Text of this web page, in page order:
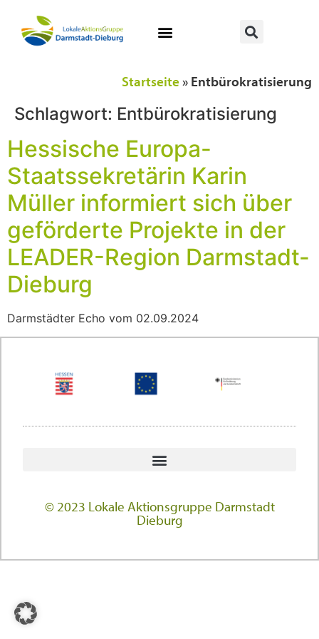
Startseite» Entbürokratisierung
Schlagwort: Entbürokratisierung
Hessische Europa-
Staatssekretärin Karin
Müller informiert sich über
geförderte Projekte in der
LEADER-Region Darmstadt-
Dieburg
Darmstädter Echo vom 02.09.2024
© 2023 Lokale Aktionsgruppe Darmstadt
Dieburg